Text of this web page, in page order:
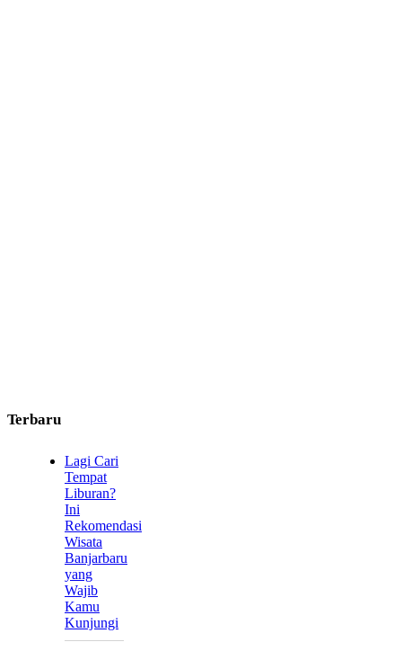
Terbaru
Lagi Cari
Tempat
Liburan?
Ini
Rekomendasi
Wisata
Banjarbaru
yang
Wajib
Kamu
Kunjungi